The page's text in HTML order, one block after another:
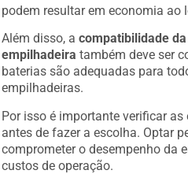
podem resultar em economia ao
Além disso, acompatibilidade
empilhadeira também deve ser
baterias são adequadas para
empilhadeiras.
Por isso é importante verificar
antes de fazer a escolha. Optar
comprometer o desempenho da
custos de operação.